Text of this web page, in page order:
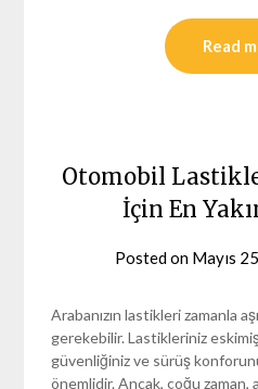
Read
Otomobil
İçin En
Posted on Mayıs
Arabanızın lastikleri zamanla
gerekebilir. Lastikleriniz eskimiş
güvenliğiniz ve sürüş
önemlidir. Ancak, çoğu